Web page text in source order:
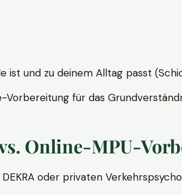
ist und zu deinem Alltag passt
Vorbereitung für das
Online-MPU-
oder privaten